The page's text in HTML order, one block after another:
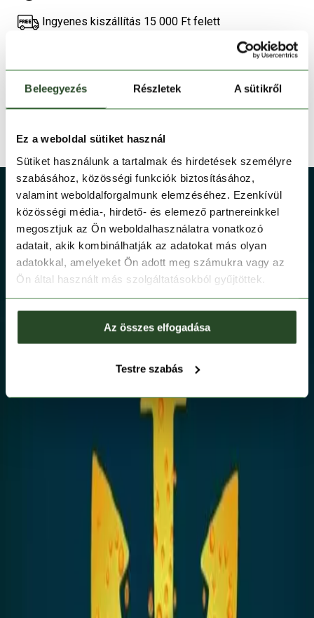
Beleegyezés Részletek A sütikről
Ez a weboldal sütiket használ
Sütiket használunk a tartalmak és hirdetések személyre
szabásához, közösségi funkciók biztosításához,
valamint weboldalforgalmunk elemzéséhez. Ezenkívül
közösségi média-, hirdető- és elemező partnereinkkel
megosztjuk az Ön weboldalhasználatra vonatkozó
adatait, akik kombinálhatják az adatokat más olyan
adatokkal, amelyeket Ön adott meg számukra vagy az
Ön által használt más szolgáltatásokból gyűjtöttek.
Az összes elfogadása
Testre szabás
TERMÉKLEÍRÁS
TERMÉK RÉSZLETEK
TECHNOLÓGIÁK
Ingyenes kiszállítás 15 000 Ft felett